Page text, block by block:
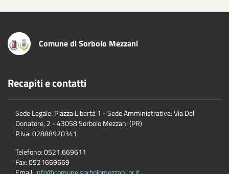
Comune di Sorbolo Mezzani
Recapiti e contatti
Sede Legale: Piazza Libertà 1 - Sede Amministrativa: Via Del
Donatore, 2 - 43058 Sorbolo Mezzani (PR)
P.Iva:02888920341
Telefono:0521.669611
Fax:0521669669